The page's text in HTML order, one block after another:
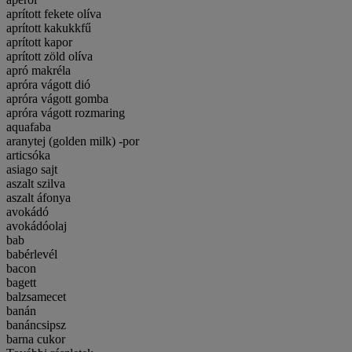
aprított fekete olíva
aprított kakukkfű
aprított kapor
aprított zöld olíva
apró makréla
apróra vágott dió
apróra vágott gomba
apróra vágott rozmaring
aquafaba
aranytej (golden milk) -por
articsóka
asiago sajt
aszalt szilva
aszalt áfonya
avokádó
avokádóolaj
bab
babérlevél
bacon
bagett
balzsamecet
banán
banáncsipsz
barna cukor